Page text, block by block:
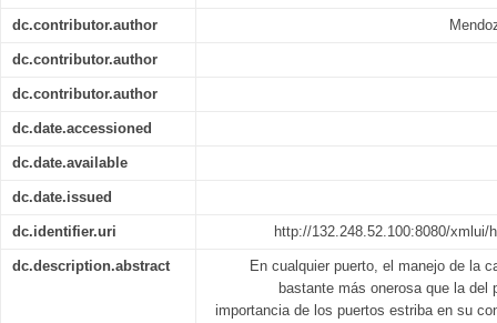
dc.contributor.author
dc.contributor.author
dc.contributor.author
dc.date.accessioned
dc.date.available
dc.date.issued
dc.identifier.uri http://132.248.52.100:8080/xmlui/
dc.description.abstract
En cualquier puerto, el manejo de la
bastante más onerosa que la del
importancia de los puertos estriba en su